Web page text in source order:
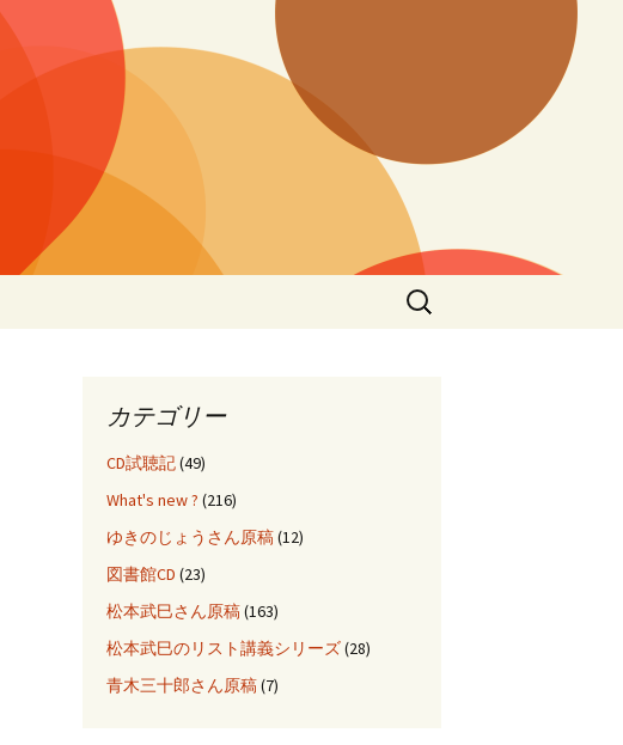
検
索:
カテゴリー
CD試聴記(49)
What's new ? (216)
ゆきのじょうさん原稿(12)
図書館CD (23)
松本武巳さん原稿(163)
松本武巳のリスト講義シリーズ(28)
青木三十郎さん原稿(7)